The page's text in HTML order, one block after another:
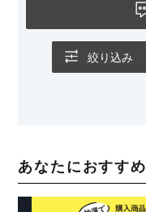
絞り込み
あなたにおすすめ